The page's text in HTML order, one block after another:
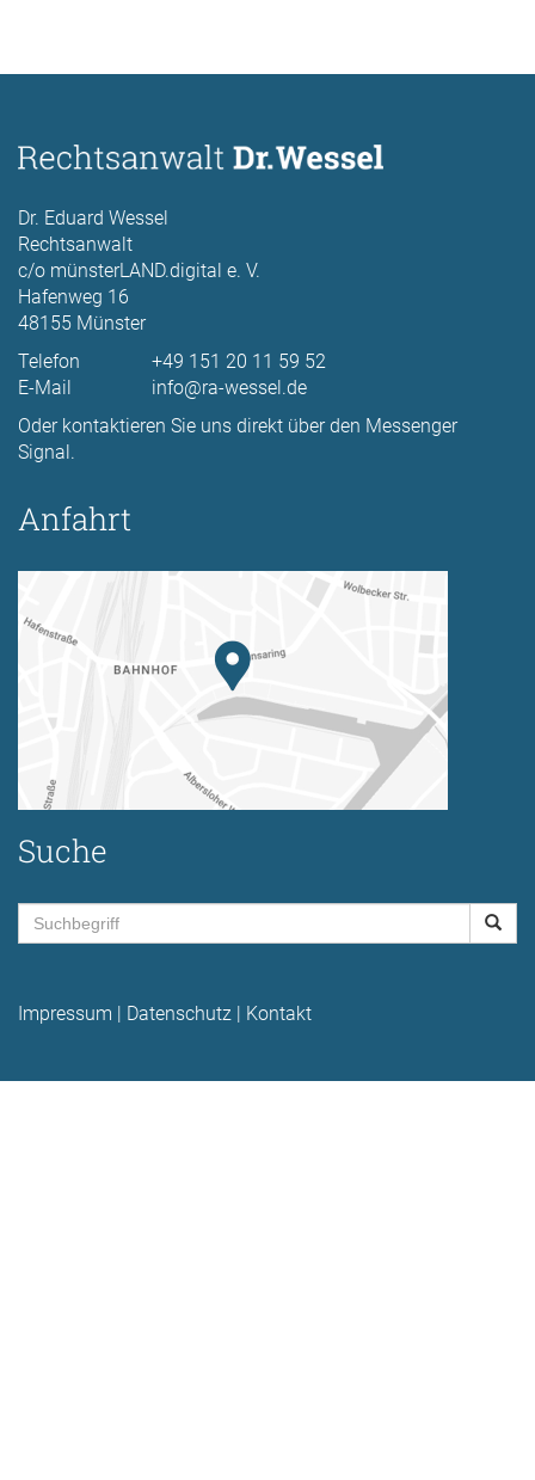
Dr. Eduard Wessel
Rechtsanwalt
c/o münsterLAND.digital e. V.
Hafenweg 16
48155 Münster
Telefon
E-Mail
+49 151 20 11 59 52
info@ra-wessel.de
Oder kontaktieren Sie uns direkt über den Messenger
Signal.
Anfahrt
Suche
Impressum Datenschutz Kontakt